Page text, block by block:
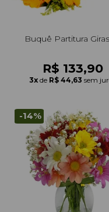
Buquê Partitura
R$ 133,90
3x de R$ 44,63 sem
-14%